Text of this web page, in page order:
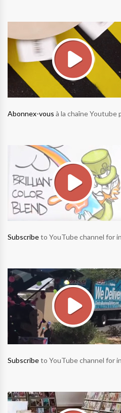
Abonnex-vous à la chaîne
Subscribeto YouTube channel for
Subscribeto YouTube channel for